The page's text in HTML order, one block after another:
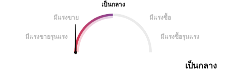
เป็นกลาง
มีแรงขาย
มีแรงซื้อ
มีแรงขายรุนแรง มีแรงซื้อรุนแรง
เป็นกลาง